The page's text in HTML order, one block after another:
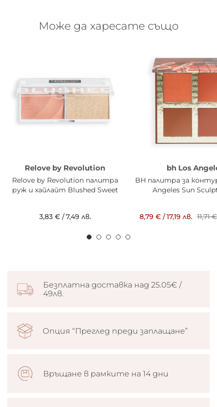
Може да харесате също
Relove by Revolution
Relove by Revolution палитра
руж и хайлайт Blushed Sweet
3,83 €/7,49 лв.
bh Los
BH палитра за
Angeles Sun
8,79 €/17,19 лв. 11,71 €
Безплатна доставка над 25.05€ /
49лв.
Опция “Преглед преди заплащане”
Връщане в рамките на 14 дни